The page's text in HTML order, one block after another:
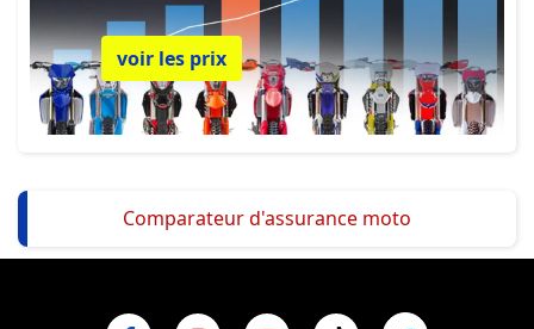
voir les prix
Comparateur d'assurance moto